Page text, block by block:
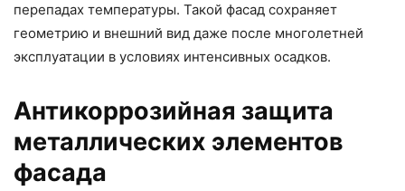
перепадах температуры. Такой фасад сохраняет
геометрию и внешний вид даже после многолетней
эксплуатации в условиях интенсивных осадков.
Антикоррозийная защита
металлических элементов
фасада